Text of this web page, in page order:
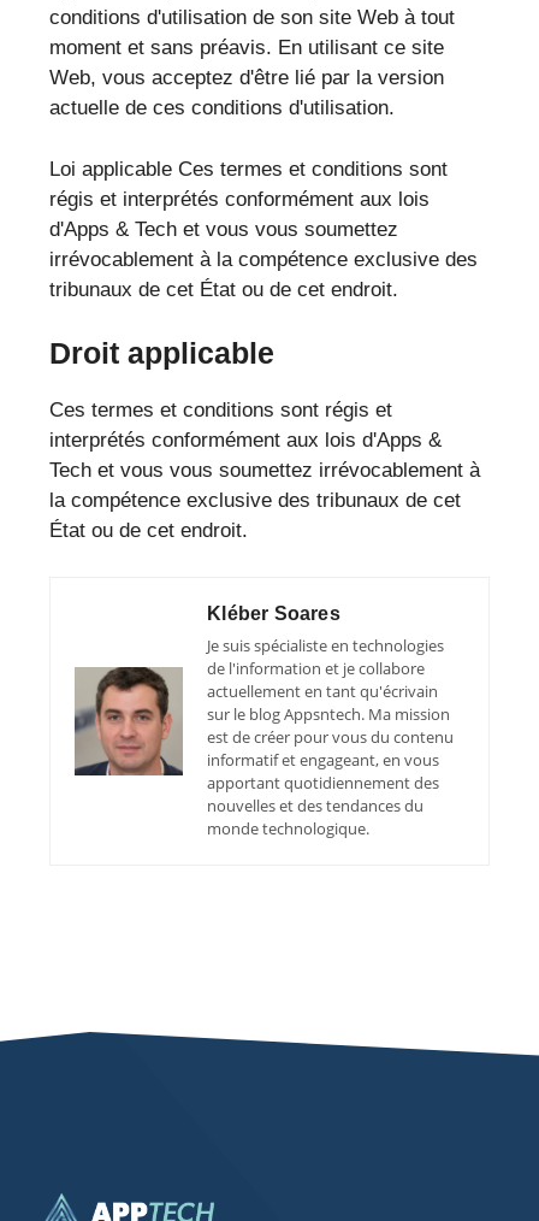
conditions d'utilisation de son site Web à tout
moment et sans préavis. En utilisant ce site
Web, vous acceptez d'être lié par la version
actuelle de ces conditions d'utilisation.
Loi applicable Ces termes et conditions sont
régis et interprétés conformément aux lois
d'Apps & Tech et vous vous soumettez
irrévocablement à la compétence exclusive des
tribunaux de cet État ou de cet endroit.
Droit applicable
Ces termes et conditions sont régis et
interprétés conformément aux lois d'Apps &
Tech et vous vous soumettez irrévocablement à
la compétence exclusive des tribunaux de cet
État ou de cet endroit.
Kléber Soares
Je suis spécialiste en technologies
de l'information et je collabore
actuellement en tant qu'écrivain
sur le blog Appsntech. Ma mission
est de créer pour vous du contenu
informatif et engageant, en vous
apportant quotidiennement des
nouvelles et des tendances du
monde technologique.